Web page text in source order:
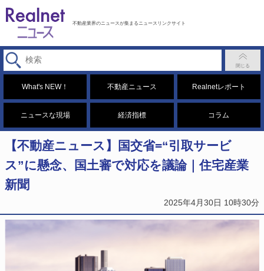
不動産業界のニュースが集まるニュースリンクサイト
What's NEW！ 不動産ニュース Realnetレポート
ニュースな現場 経済指標 コラム
【不動産ニュース】国交省=“引取サービ
ス”に懸念、国土審で対応を議論｜住宅産業
新聞
2025年4月30日 10時30分